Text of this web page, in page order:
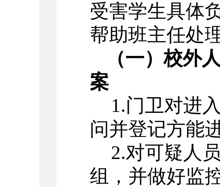
受害学生具体
帮助班主任处
（一）校外
案
1.门卫对进
问并登记方能
2.对可疑人
组，并做好监